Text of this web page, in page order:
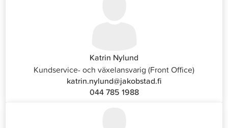
Katrin Nylund
Kundservice- och växelansvarig (Front Office)
katrin.nylund@jakobstad.fi
044 785 1988